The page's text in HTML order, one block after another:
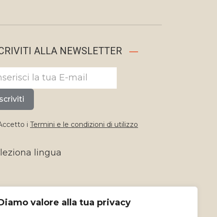
valore alla tua privacy
ALLA NEWSLETTER
i Termini e le condizioni di utilizzo
lingua